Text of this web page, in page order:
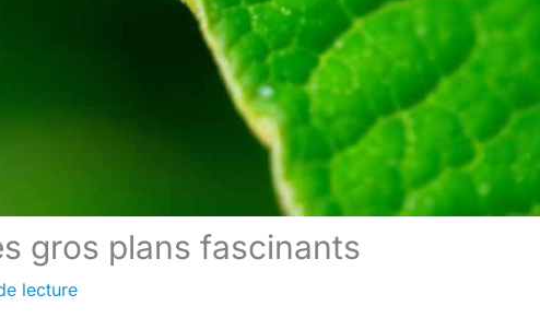
gros plans fascinants
lecture